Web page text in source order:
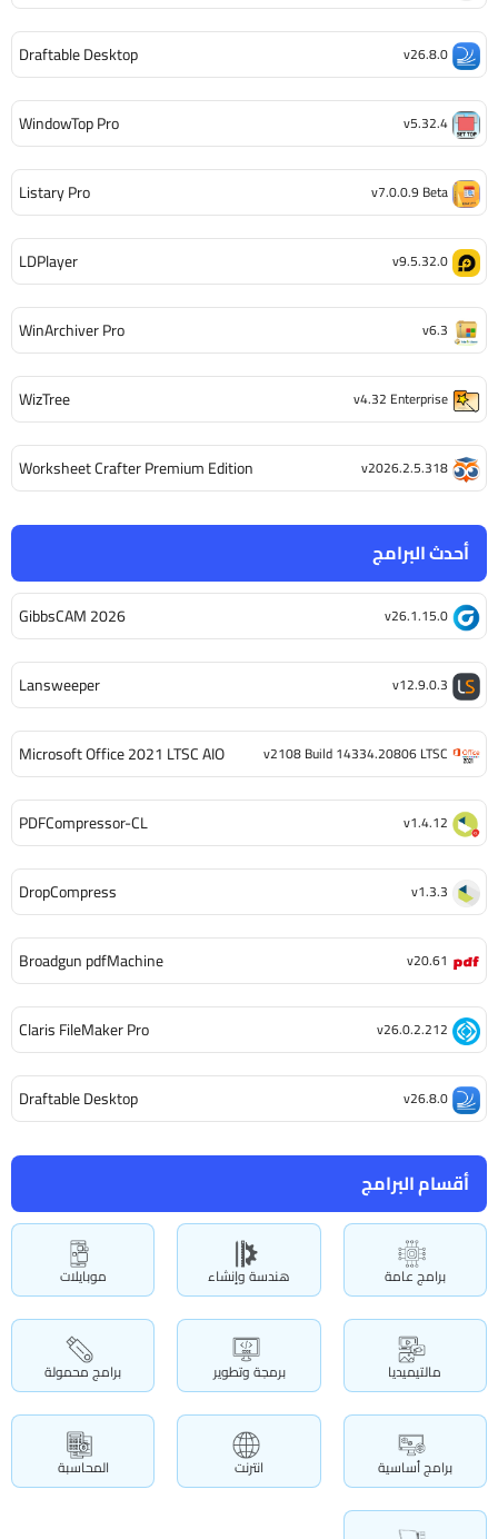
أقسام البرامج
برامج عامة هندسة وإنشاء موبايلات
مالتيميديا برمجة وتطوير برامج محمولة
برامج أساسية انترنت المحاسبة
أحدث البرامج
GibbsCAM 2026 v26.1.15.0
Lansweeper v12.9.0.3
Microsoft Office 2021 LTSC AIO v2108 Build 14334.20806 LTSC
PDFCompressor-CL v1.4.12
DropCompress v1.3.3
Broadgun pdfMachine v20.61
Claris FileMaker Pro v26.0.2.212
Draftable Desktop v26.8.0
Draftable Desktop v26.8.0
WindowTop Pro v5.32.4
Listary Pro v7.0.0.9 Beta
LDPlayer v9.5.32.0
WinArchiver Pro v6.3
WizTree v4.32 Enterprise
Worksheet Crafter Premium Edition v2026.2.5.318